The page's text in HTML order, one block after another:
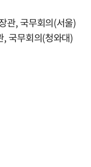
관, 국무회의(서울)
국무회의(청와대)